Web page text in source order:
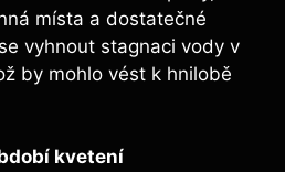
místa a dostatečné
vyhnout stagnaci vody v
by mohlo vést k hnilobě
kvetení